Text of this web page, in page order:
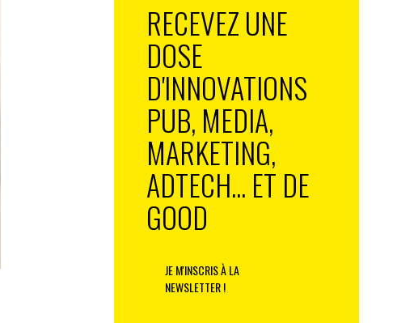
RECEVEZ UNE
DOSE
D'INNOVATIONS
PUB, MEDIA,
MARKETING,
ADTECH... ET DE
GOOD
JE M'INSCRIS À LA
NEWSLETTER !